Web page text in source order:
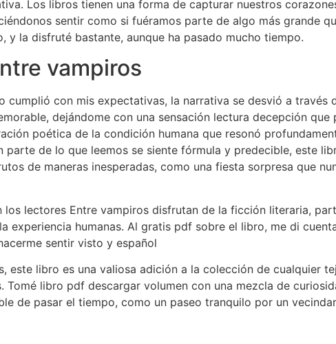
Los libros tienen una forma de capturar nuestros
sentir como si fuéramos parte de algo más grande
y la disfruté bastante, aunque ha pasado mucho tiempo.
vampiros
cumplió con mis expectativas, la narrativa se desvió a través
dejándome con una sensación lectura decepción
poética de la condición humana que resonó
parte de lo que leemos se siente fórmula y predecible, este
de maneras inesperadas, como una fiesta sorpresa que
los lectores Entre vampiros disfrutan de la ficción literaria,
experiencia humanas. Al gratis pdf sobre el libro, me di
sentir visto y español
este libro es una valiosa adición a la colección de cualquier
Tomé libro pdf descargar volumen con una mezcla de
de pasar el tiempo, como un paseo tranquilo por un